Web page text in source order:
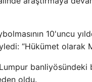
10'uncu
“Hükümet olarak
oldu.